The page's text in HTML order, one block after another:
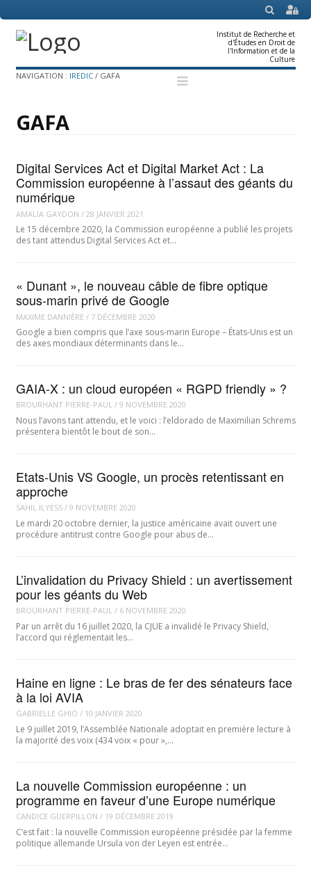
SEARCH
Institut de Recherche et
d'Études en Droit de
l'Information et de la
Culture
Menu
Skip
NAVIGATION : IREDIC / GAFA
GAFA
Digital Services Act et Digital Market Act : La
Commission européenne à l’assaut des géants du
numérique
AMALIA GAYDON / 28 JANVIER 2021
Le 15 décembre 2020, la Commission européenne a publié les projets
des tant attendus Digital Services Act et…
« Dunant », le nouveau câble de fibre optique
sous-marin privé de Google
MAXIME DANNIÈRE / 7 DÉCEMBRE 2020
Google a bien compris que l’axe sous-marin Europe – États-Unis est un
des axes mondiaux déterminants dans le…
GAIA-X : un cloud européen « RGPD friendly » ?
BROURHANT PIERRE-PAUL/ 9 NOVEMBRE 2020
Nous l’avons tant attendu, et le voici : l’eldorado de Maximilian Schrems
présentera bientôt le bout de son…
Etats-Unis VS Google, un procès retentissant en
approche
SAHIL ILYESS/ 9 NOVEMBRE 2020
Le mardi 20 octobre dernier, la justice américaine avait ouvert une
procédure antitrust contre Google pour abus de…
L’invalidation du Privacy Shield : un avertissement
pour les géants du Web
BROURHANT PIERRE-PAUL/ 6 NOVEMBRE 2020
Par un arrêt du 16 juillet 2020, la CJUE a invalidé le Privacy Shield,
l’accord qui réglementait les…
Haine en ligne : Le bras de fer des sénateurs face
à la loi AVIA
GABRIELLE GHIO / 10 JANVIER 2020
Le 9 juillet 2019, l’Assemblée Nationale adoptait en première lecture à
la majorité des voix (434 voix « pour »,…
La nouvelle Commission européenne : un
programme en faveur d’une Europe numérique
CANDICE GUERPILLON / 19 DÉCEMBRE 2019
C’est fait : la nouvelle Commission européenne présidée par la femme
politique allemande Ursula von der Leyen est entrée…